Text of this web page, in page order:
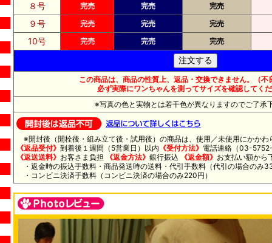
８号 完売 完売 完売
９号 完売 完売 完売
10号 完売 完売 完売
この商品は、商品の性質上、返品・交換できません。（不
必ず実際にワンちゃんを測ってサイズを確認してく
※写真の色と実物とは若干色が異なりますのでご了承
※開封後（開栓後・組み立て後・試用後）の商品は、使用／未使用にかかわ
《返品受付》 到着後１週間（5営業日）以内 《受付方法》 電話連絡（03-
《返送送料》 お客さま負担 《返金方法》 銀行振込 《返金額》 お支払い額から
・返金時の振込手数料・商品発送時の送料・代引手数料（代引の場合のみ
・コンビニ決済手数料（コンビニ決済の場合のみ220円）